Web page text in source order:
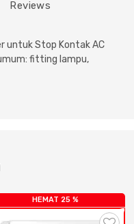
Reviews
untuk Stop Kontak AC
fitting lampu,
HEMAT 25 %